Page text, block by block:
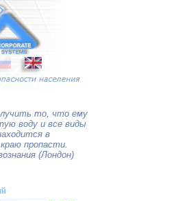
то, что ему
воду и все виды
в
пропасти.
(Лондон)